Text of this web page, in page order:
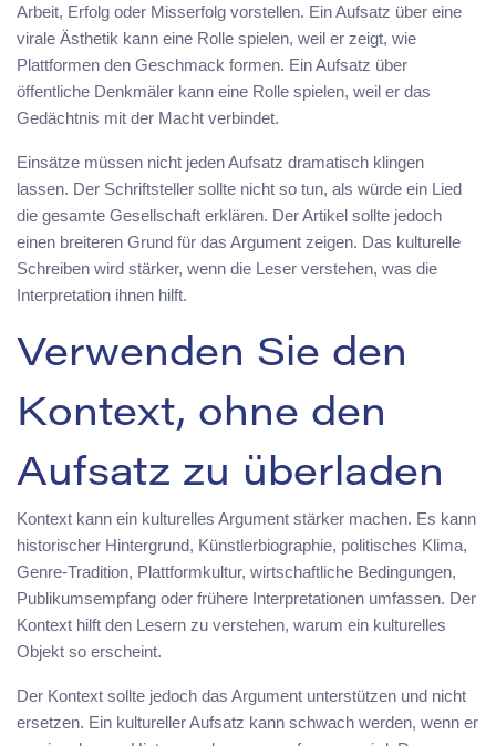
Arbeit, Erfolg oder Misserfolg vorstellen. Ein Aufsatz über eine
virale Ästhetik kann eine Rolle spielen, weil er zeigt, wie
Plattformen den Geschmack formen. Ein Aufsatz über
öffentliche Denkmäler kann eine Rolle spielen, weil er das
Gedächtnis mit der Macht verbindet.
Einsätze müssen nicht jeden Aufsatz dramatisch klingen
lassen. Der Schriftsteller sollte nicht so tun, als würde ein Lied
die gesamte Gesellschaft erklären. Der Artikel sollte jedoch
einen breiteren Grund für das Argument zeigen. Das kulturelle
Schreiben wird stärker, wenn die Leser verstehen, was die
Interpretation ihnen hilft.
Verwenden Sie den
Kontext, ohne den
Aufsatz zu überladen
Kontext kann ein kulturelles Argument stärker machen. Es kann
historischer Hintergrund, Künstlerbiographie, politisches Klima,
Genre-Tradition, Plattformkultur, wirtschaftliche Bedingungen,
Publikumsempfang oder frühere Interpretationen umfassen. Der
Kontext hilft den Lesern zu verstehen, warum ein kulturelles
Objekt so erscheint.
Der Kontext sollte jedoch das Argument unterstützen und nicht
ersetzen. Ein kultureller Aufsatz kann schwach werden, wenn er